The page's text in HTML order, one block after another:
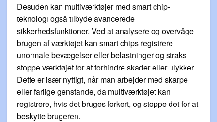
Desuden kan multiværktøjer med smart chip-
teknologi også tilbyde avancerede
sikkerhedsfunktioner. Ved at analysere og overvåge
brugen af værktøjet kan smart chips registrere
unormale bevægelser eller belastninger og straks
stoppe værktøjet for at forhindre skader eller ulykker.
Dette er især nyttigt, når man arbejder med skarpe
eller farlige genstande, da multiværktøjet kan
registrere, hvis det bruges forkert, og stoppe det for at
beskytte brugeren.